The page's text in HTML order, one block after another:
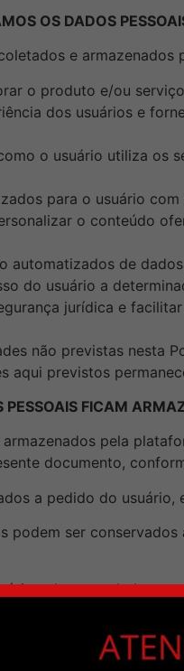
OS DADOS
e
o produto e/ou
dos usuários e
o usuário utiliza os
para o usuário
o conteúdo
automatizados de
do usuário a
jurídica e
não previstas nesta
aqui previstos
FICAM
pela
documento,
a pedido do
podem ser
pelo controlador;
que possível, a
os requisitos de